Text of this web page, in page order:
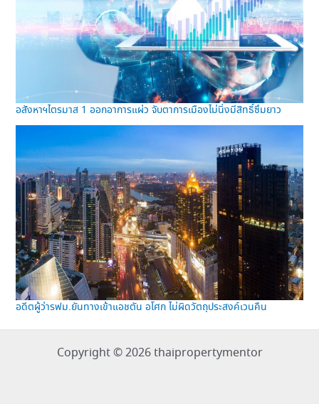
อสังหาฯไตรมาส 1 ออกอาการแผ่ว จับตาการเมืองไม่นิ่งมีสิทธิ์ซึมยาว
อดีตผู้ว่ารฟม.ยันทางเข้าแอชตัน อโศก ไม่ผิดวัตถุประสงค์เวนคืน
Copyright © 2026 thaipropertymentor